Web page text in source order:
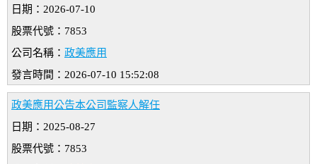
日期：2026-07-10
股票代號：7853
公司名稱： 政美應用
發言時間：2026-07-10 15:52:08
政美應用公告本公司監察人解任
日期：2025-08-27
股票代號：7853